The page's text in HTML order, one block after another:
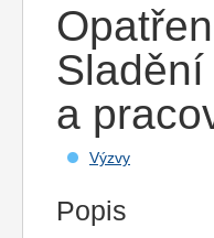
a
Výzvy
Popis